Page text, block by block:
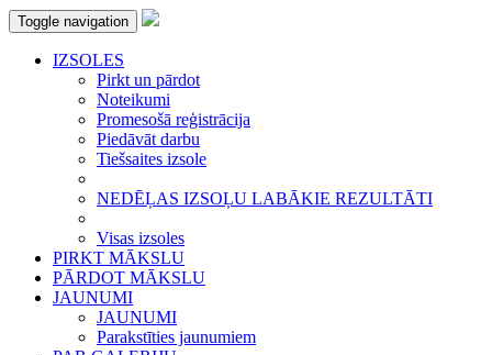
Toggle navigation
IZSOLES
Pirkt un pārdot
Noteikumi
Promesošā reģistrācija
Piedāvāt darbu
Tiešsaites izsole
NEDĒĻAS IZSOĻU LABĀKIE REZULTĀTI
Visas izsoles
PIRKT MĀKSLU
PĀRDOT MĀKSLU
JAUNUMI
JAUNUMI
Parakstīties jaunumiem